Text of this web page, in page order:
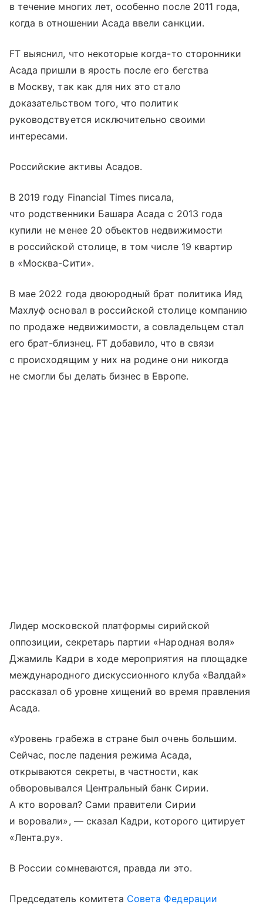
в течение многих лет, особенно после 2011 года,
когда в отношении Асада ввели санкции.
FT выяснил, что некоторые когда-то сторонники
Асада пришли в ярость после его бегства
в Москву, так как для них это стало
доказательством того, что политик
руководствуется исключительно своими
интересами.
Российские активы Асадов.
В 2019 году Financial Times писала,
что родственники Башара Асада с 2013 года
купили не менее 20 объектов недвижимости
в российской столице, в том числе 19 квартир
в «Москва-Сити».
В мае 2022 года двоюродный брат политика Ияд
Махлуф основал в российской столице компанию
по продаже недвижимости, а совладельцем стал
его брат-близнец. FT добавило, что в связи
с происходящим у них на родине они никогда
не смогли бы делать бизнес в Европе.
Лидер московской платформы сирийской
оппозиции, секретарь партии «Народная воля»
Джамиль Кадри в ходе мероприятия на площадке
международного дискуссионного клуба «Валдай»
рассказал об уровне хищений во время правления
Асада.
«Уровень грабежа в стране был очень большим.
Сейчас, после падения режима Асада,
открываются секреты, в частности, как
обворовывался Центральный банк Сирии.
А кто воровал? Сами правители Сирии
и воровали», — сказал Кадри, которого цитирует
«Лента.ру».
В России сомневаются, правда ли это.
Председатель комитета Совета Федерации